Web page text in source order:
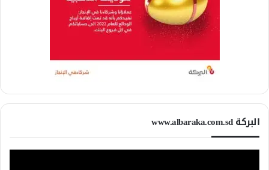
البركة www.albaraka.com.sd